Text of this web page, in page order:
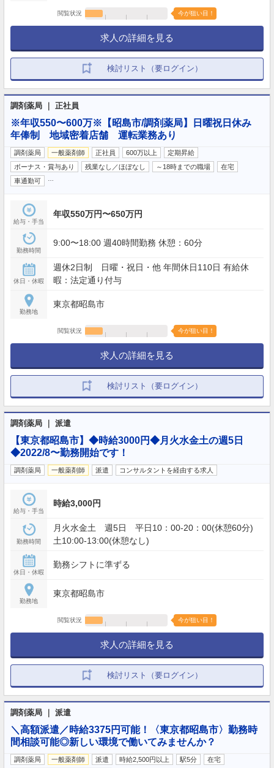
閲覧状況 今が狙い目！
求人の詳細を見る
検討リスト（要ログイン）
調剤薬局 ｜ 正社員
※年収550〜600万※【昭島市/調剤薬局】日曜祝日休み
年俸制 地域密着店舗 運転業務あり
調剤薬局 一般薬剤師 正社員 600万以上
定期昇給
ボーナス・賞与あり
残業なし／ほぼなし ～18時までの職場
在宅
車通勤可
給与・手当
年収550万円〜650万円
勤務時間
9:00〜18:00 週40時間勤務 休憩：60分
休日・休暇
週休2日制 日曜・祝日・他 年間休日110日 有給休
暇：法定通り付与
勤務地
東京都昭島市
閲覧状況 今が狙い目！
求人の詳細を見る
検討リスト（要ログイン）
調剤薬局 ｜ 派遣
【東京都昭島市】◆時給3000円◆月火水金土の週5日
◆2022/8〜勤務開始です！
調剤薬局 一般薬剤師 派遣 コンサルタントを経由する求人
給与・手当
時給3,000円
勤務時間
月火水金土 週5日 平日10：00-20：00(休憩60分)
土10:00-13:00(休憩なし)
休日・休暇
勤務シフトに準ずる
勤務地
東京都昭島市
閲覧状況 今が狙い目！
求人の詳細を見る
検討リスト（要ログイン）
調剤薬局 ｜ 派遣
＼高額派遣／時給3375円可能！〈東京都昭島市〉勤務時
間相談可能◎新しい環境で働いてみませんか？
調剤薬局 一般薬剤師 派遣 時給2,500円以上 駅5分
在宅